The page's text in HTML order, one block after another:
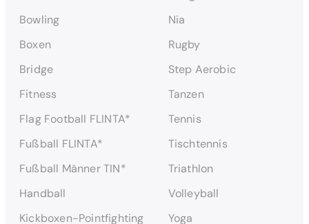
Bowling
Boxen
Bridge
Fitness
Flag Football FLINTA*
Fußball FLINTA*
Fußball Männer TIN*
Handball
Kickboxen-Pointfighting
Nia
Rugby
Step Aerobic
Tanzen
Tennis
Tischtennis
Triathlon
Volleyball
Yoga